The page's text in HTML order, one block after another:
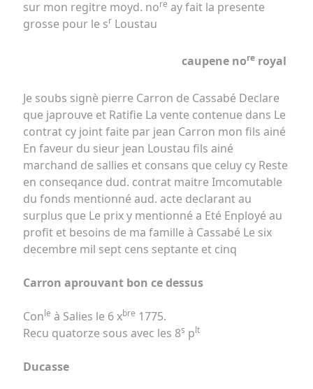
sur mon regitre moyd. nore ay fait la presente
grosse pour le sr Loustau
caupene nore royal
Je soubs signè pierre Carron de Cassabé Declare
que japrouve et Ratifie La vente contenue dans Le
contrat cy joint faite par jean Carron mon fils ainé
En faveur du sieur jean Loustau fils ainé
marchand de sallies et consans que celuy cy Reste
en conseqance dud. contrat maitre Imcomutable
du fonds mentionné aud. acte declarant au
surplus que Le prix y mentionné a Eté Enployé au
profit et besoins de ma famille à Cassabé Le six
decembre mil sept cens septante et cinq
Carron aprouvant bon ce dessus
Conle à Salies le 6 xbre 1775.
Recu quatorze sous avec les 8s plt
Ducasse